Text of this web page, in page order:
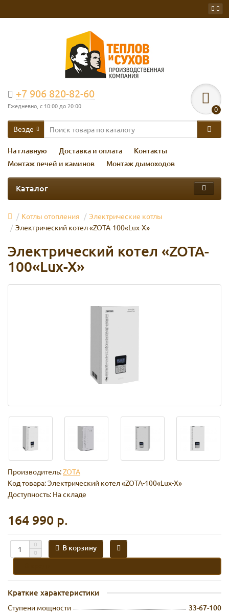
+7 906 820-82-60
Ежедневно, с 10:00 до 20:00 0
Везде
На главную Доставка и оплата
Контакты
Монтаж печей и каминов
Монтаж дымоходов
Каталог
Котлы отопления
Электрические котлы
Электрический котел «ZOTA-100«Lux-X»
Электрический котел «ZOTA-
100«Lux-X»
Производитель:ZOTA
Код товара:Электрический котел «ZOTA-100«Lux-X»
Доступность: На складе
164 990 р.
В корзину
Краткие характеристики
Cтупени мощности 33-67-100